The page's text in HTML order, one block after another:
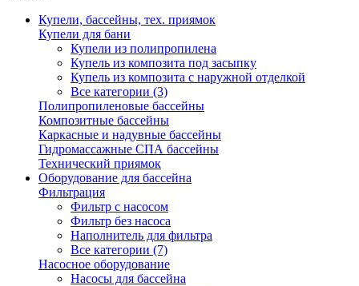
Купели, бассейны, тех. приямок
Купели для бани
Купели из полипропилена
Купель из композита под засыпку
Купель из композита с наружной отделкой
Все категории (3)
Полипропиленовые бассейны
Композитные бассейны
Каркасные и надувные бассейны
Гидромассажные СПА бассейны
Технический приямок
Оборудование для бассейна
Фильтрация
Фильтр с насосом
Фильтр без насоса
Наполнитель для фильтра
Все категории (7)
Насосное оборудование
Насосы для бассейна